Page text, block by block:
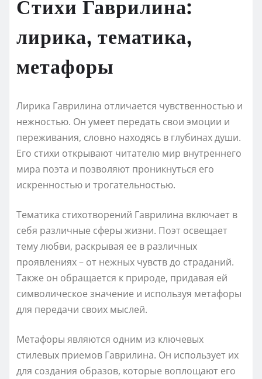
Стихи Гаврилина:
лирика, тематика,
метафоры
Лирика Гаврилина отличается чувственностью и
нежностью. Он умеет передать свои эмоции и
переживания, словно находясь в глубинах души.
Его стихи открывают читателю мир внутреннего
мира поэта и позволяют проникнуться его
искренностью и трогательностью.
Тематика стихотворений Гаврилина включает в
себя различные сферы жизни. Поэт освещает
тему любви, раскрывая ее в различных
проявлениях – от нежных чувств до страданий.
Также он обращается к природе, придавая ей
символическое значение и используя метафоры
для передачи своих мыслей.
Метафоры являются одним из ключевых
стилевых приемов Гаврилина. Он использует их
для создания образов, которые воплощают его